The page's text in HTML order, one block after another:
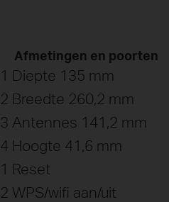
Afmetingen en poorten
1 Diepte 135 mm
2 Breedte 260,2 mm
3 Antennes 141,2 mm
4 Hoogte 41,6 mm
1 Reset
2 WPS/wifi aan/uit